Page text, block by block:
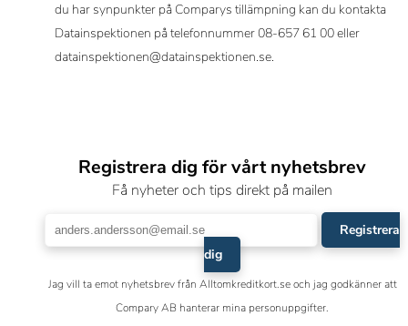
du har synpunkter på Comparys tillämpning kan du kontakta
Datainspektionen på telefonnummer 08-657 61 00 eller
datainspektionen@datainspektionen.se.
Registrera dig för vårt nyhetsbrev
Få nyheter och tips direkt på mailen
Registrera
dig
Jag vill ta emot nyhetsbrev från Alltomkreditkort.se och jag godkänner att
Compary AB hanterar mina personuppgifter.